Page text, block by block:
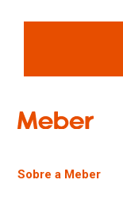
Sobre a Meber